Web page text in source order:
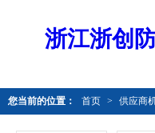
浙江浙创
您当前的位置： 首页 > 供应商